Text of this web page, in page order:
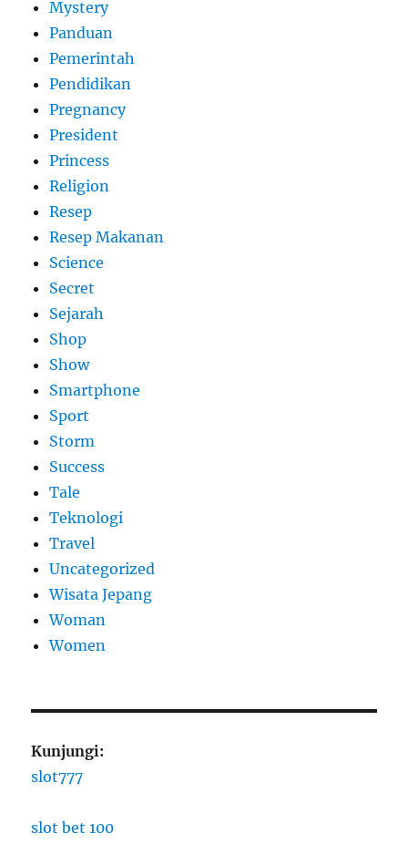
Mystery
Panduan
Pemerintah
Pendidikan
Pregnancy
President
Princess
Religion
Resep
Resep Makanan
Science
Secret
Sejarah
Shop
Show
Smartphone
Sport
Storm
Success
Tale
Teknologi
Travel
Uncategorized
Wisata Jepang
Woman
Women
Kunjungi:
slot777
slot bet 100